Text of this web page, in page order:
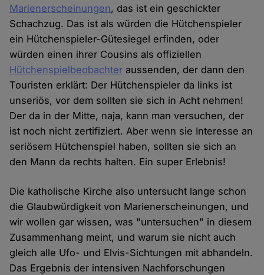
Marienerscheinungen, das ist ein geschickter
Schachzug. Das ist als würden die Hütchenspieler
ein Hütchenspieler-Gütesiegel erfinden, oder
würden einen ihrer Cousins als offiziellen
Hütchenspielbeobachter aussenden, der dann den
Touristen erklärt: Der Hütchenspieler da links ist
unseriös, vor dem sollten sie sich in Acht nehmen!
Der da in der Mitte, naja, kann man versuchen, der
ist noch nicht zertifiziert. Aber wenn sie Interesse an
seriösem Hütchenspiel haben, sollten sie sich an
den Mann da rechts halten. Ein super Erlebnis!
Die katholische Kirche also untersucht lange schon
die Glaubwürdigkeit von Marienerscheinungen, und
wir wollen gar wissen, was "untersuchen" in diesem
Zusammenhang meint, und warum sie nicht auch
gleich alle Ufo- und Elvis-Sichtungen mit abhandeln.
Das Ergebnis der intensiven Nachforschungen